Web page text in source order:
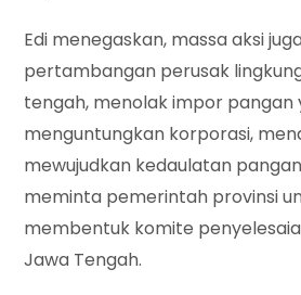
Edi menegaskan, massa aksi
pertambangan perusak
tengah, menolak impor pangan
menguntungkan korporasi,
mewujudkan kedaulatan
meminta pemerintah provinsi
membentuk komite
Jawa Tengah.